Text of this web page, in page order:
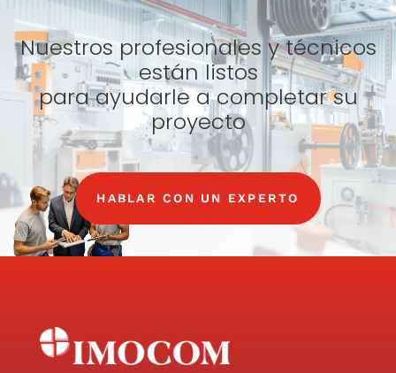
Nuestros profesionales y técnicos
están listos
para ayudarle a completar su
proyecto
HABLAR CON UN EXPERTO